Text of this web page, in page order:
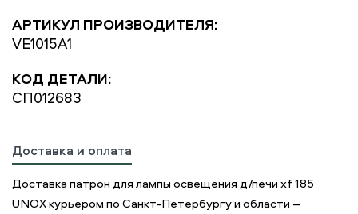
АРТИКУЛ ПРОИЗВОДИТЕЛЯ:
VE1015A1
КОД ДЕТАЛИ:
СП012683
Доставка и оплата
Доставка патрон для лампы освещения д/печи xf 185
UNOX курьером по Санкт-Петербургу и области –